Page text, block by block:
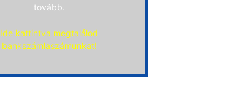
tovább.
Ide kattintva megtalálod
bankszámlaszámunkat!